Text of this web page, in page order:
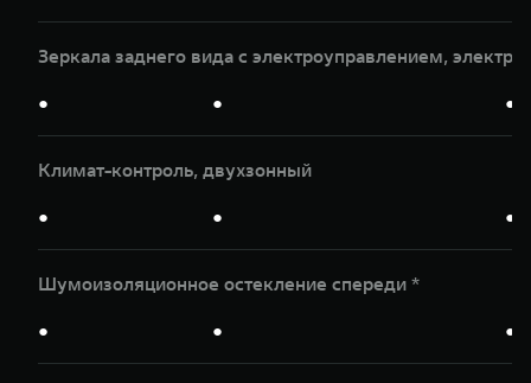
Зеркала заднего вида с электроуправлением,
● ● ●
Климат-контроль, двухзонный
● ● ●
Шумоизоляционное остекление спереди *
● ● ●